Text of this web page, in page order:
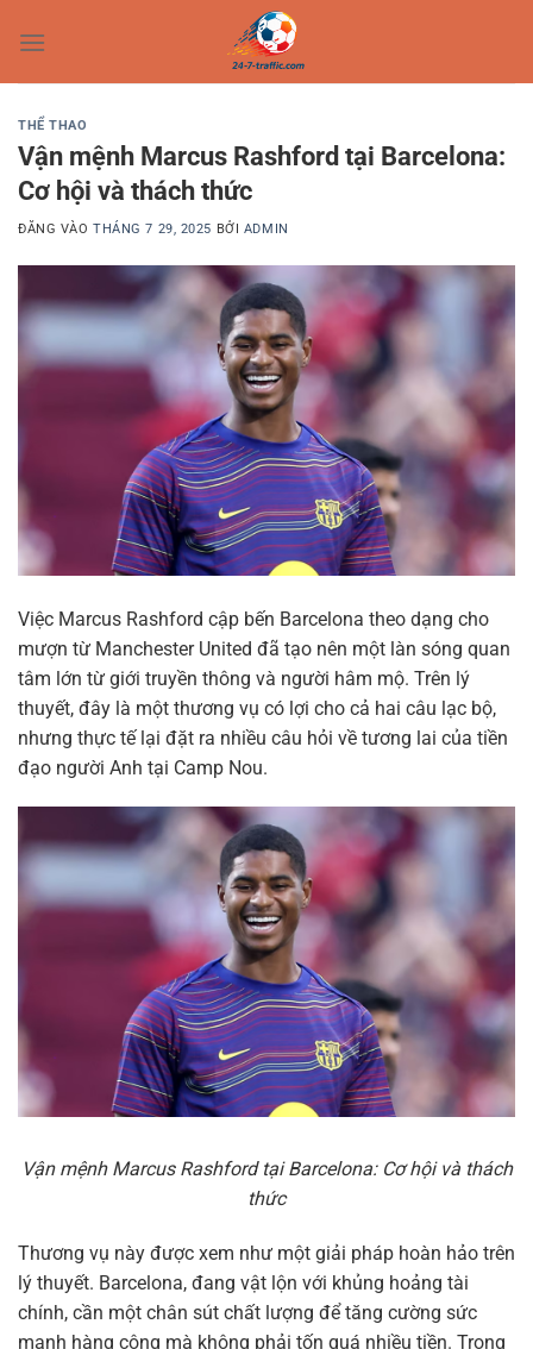
qua
THỂ THAO
Vận mệnh Marcus Rashford tại Barcelona:
Cơ hội và thách thức
ĐĂNG VÀOTHÁNG 7 29, 2025 BỞI ADMIN
Việc Marcus Rashford cập bến Barcelona theo dạng cho
mượn từ Manchester United đã tạo nên một làn sóng quan
tâm lớn từ giới truyền thông và người hâm mộ. Trên lý
thuyết, đây là một thương vụ có lợi cho cả hai câu lạc bộ,
nhưng thực tế lại đặt ra nhiều câu hỏi về tương lai của tiền
đạo người Anh tại Camp Nou.
Vận mệnh Marcus Rashford tại Barcelona: Cơ hội và thách
thức
Thương vụ này được xem như một giải pháp hoàn hảo trên
lý thuyết. Barcelona, đang vật lộn với khủng hoảng tài
chính, cần một chân sút chất lượng để tăng cường sức
mạnh hàng công mà không phải tốn quá nhiều tiền. Trong